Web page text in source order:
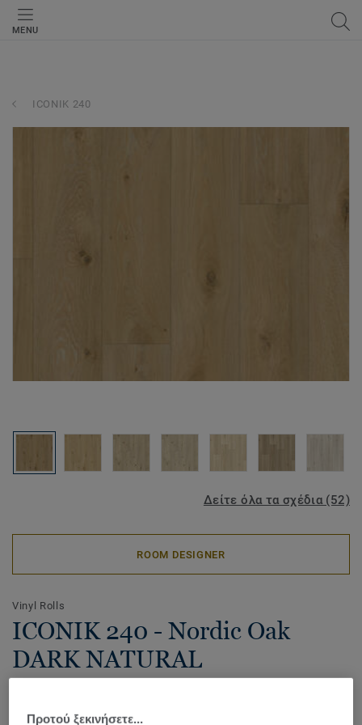
MENU
ICONIK 240
Δείτε όλα τα σχέδια (52)
ROOM DESIGNER
Vinyl Rolls
ICONIK 240 - Nordic Oak
DARK NATURAL
traffic areas in a wide range of timeless designs, the
Προτού ξεκινήσετε...